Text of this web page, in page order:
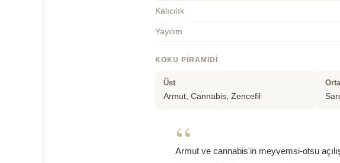
Kalıcılık
Yayılım
KOKU PIRAMIDI
Üst
Armut, Cannabis, Zencefil
Orta
“
Armut ve cannabis'in meyvemsi-otsu